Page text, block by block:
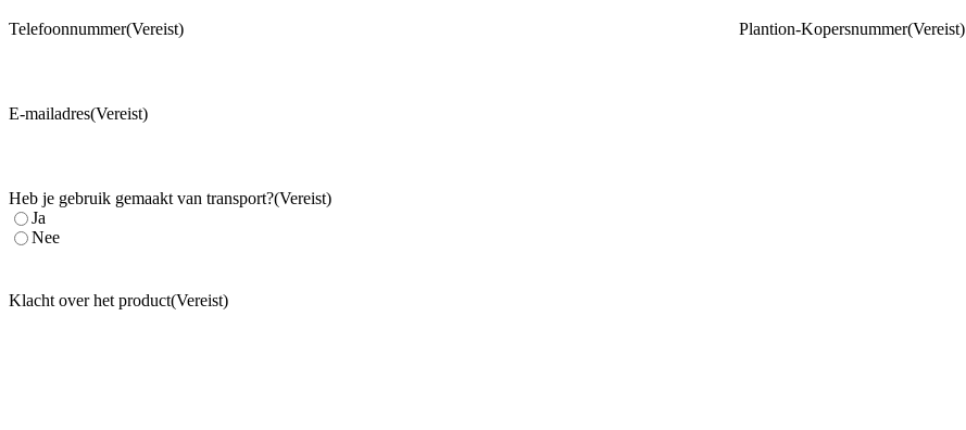
Telefoonnummer(Vereist) Plantion-Kopersnummer(Vereist)
E-mailadres(Vereist)
Heb je gebruik gemaakt van transport?(Vereist)
Ja
Nee
Klacht over het product(Vereist)